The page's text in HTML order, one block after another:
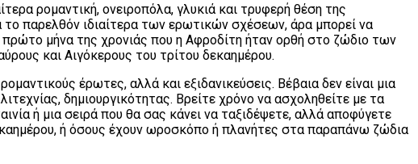
ρομαντική, ονειροπόλα, γλυκιά και τρυφερή θέση της
το παρελθόν ιδιαίτερα των ερωτικών σχέσεων, άρα μπορεί να
πρώτο μήνα της χρονιάς που η Αφροδίτη ήταν ορθή στο ζώδιο των
και Αιγόκερους του τρίτου δεκαημέρου.
έρωτες, αλλά και εξιδανικεύσεις. Βέβαια δεν είναι μια
δημιουργικότητας. Βρείτε χρόνο να ασχοληθείτε με τα
ή μια σειρά που θα σας κάνει να ταξιδέψετε, αλλά αποφύγετε
ή όσους έχουν ωροσκόπο ή πλανήτες στα παραπάνω ζώδια